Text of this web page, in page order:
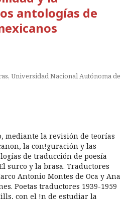
antologías de
Universidad Nacional Autónoma de
mediante la revisión de teorías
la con!guración y las
de traducción de poesía
surco y la brasa. Traductores
Antonio Montes de Oca y Ana
Poetas traductores 1939-1959
con el !n de estudiar la